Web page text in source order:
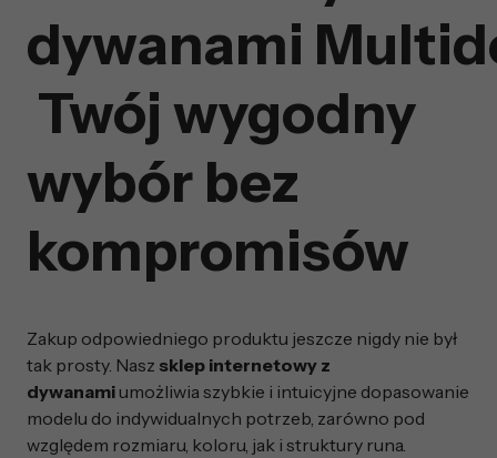
dywanami
Twój wygodny
wybór bez
kompromisów
Zakup odpowiedniego produktu jeszcze nigdy nie był
tak prosty. Nasz sklep internetowy z
dywanami umożliwia szybkie i intuicyjne dopasowanie
modelu do indywidualnych potrzeb, zarówno pod
względem rozmiaru, koloru, jak i struktury runa.